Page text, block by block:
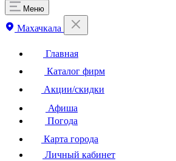
Меню
Махачкала
Главная
Каталог фирм
Акции/скидки
Афиша
Погода
Карта города
Личный кабинет